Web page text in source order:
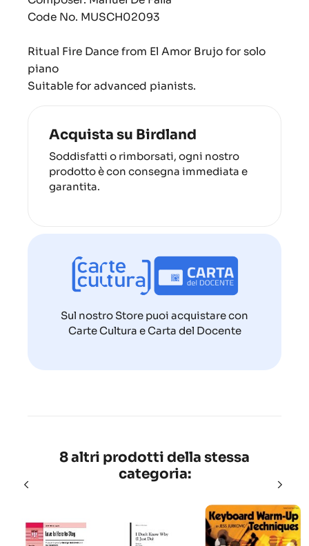
Code No. MUSCH02093
Ritual Fire Dance from El Amor Brujo for solo
piano
Suitable for advanced pianists.
Acquista su Birdland
Soddisfatti o rimborsati, ogni nostro
prodotto è con consegna immediata e
garantita.
Sul nostro Store puoi acquistare con
Carte Cultura e Carta del Docente
8 altri prodotti della stessa
categoria: